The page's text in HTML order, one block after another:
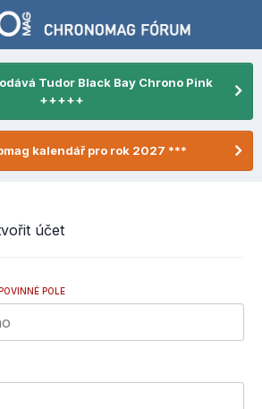
Tudor Black Bay Chrono Pink
+++++
kalendář pro rok 2027 ***
účet
POLE